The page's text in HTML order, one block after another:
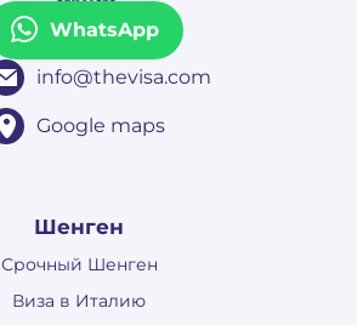
WhatsApp
info@thevisa.com
Google maps
Шенген
Срочный Шенген
Виза в Италию